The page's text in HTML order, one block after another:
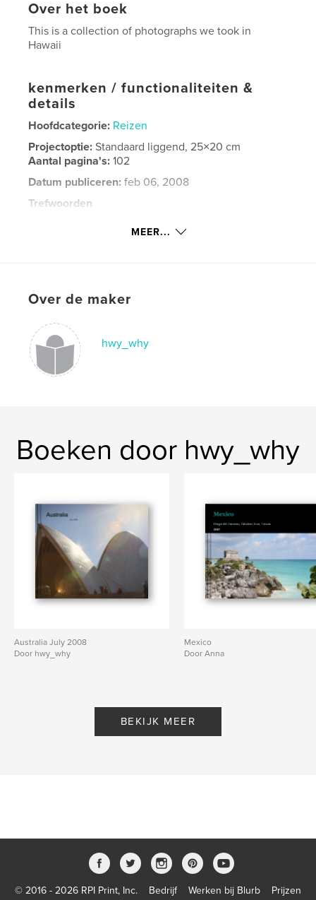
Over het boek
This is a collection of photographs we took in
Hawaii
kenmerken / functionaliteiten &
details
Hoofdcategorie: Reizen
Projectoptie:Standaard liggend, 25×20 cm
Aantal pagina's:102
Datum publiceren: feb 06, 2008
Trefwoorden
MEER...
Over de maker
hwy_why
Boeken door hwy_why
Australia July 2008
Door hwy_why
Mexico
Door Anna
BEKIJK MEER
© 2016 - 2026 RPI Print, Inc. Bedrijf Werken bij Blurb Prijzen